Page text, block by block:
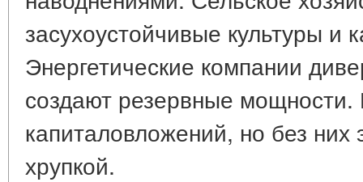
засухоустойчивые культуры и
Энергетические компании
создают резервные мощности.
капиталовложений, но без них
хрупкой.